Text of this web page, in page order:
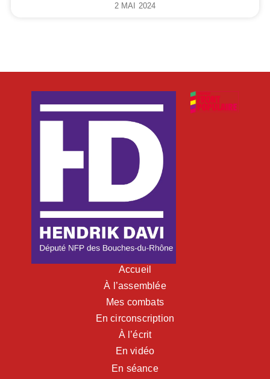
2 MAI 2024
Accueil
À l’assemblée
Mes combats
En circonscription
À l’écrit
En vidéo
En séance